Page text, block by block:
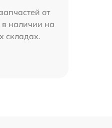
от
в наличии на
складах.